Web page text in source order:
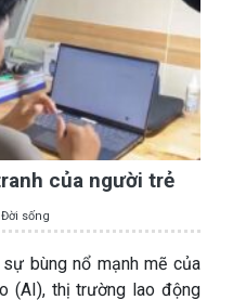
của người trẻ
Đời sống
bùng nổ mạnh mẽ của
(AI), thị trường lao động